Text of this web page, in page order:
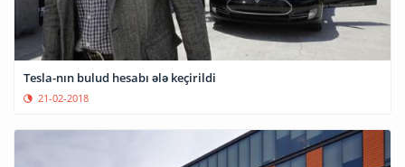
Tesla-nın bulud hesabı ələ keçirildi
21-02-2018